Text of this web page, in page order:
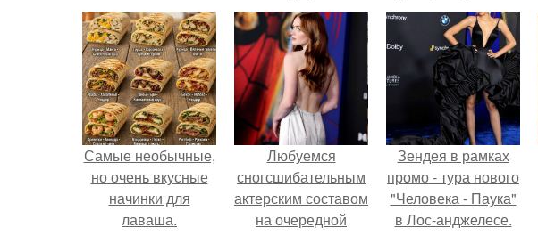
кругу самых
близких и родных
людей.
Самые необычные,
но очень вкусные
начинки для
лаваша.
Любуемся
сногсшибательным
актерским составом
на очередной
Зендея в рамках
промо - тура нового
"Человека - Паука"
в Лос-анджелесе.